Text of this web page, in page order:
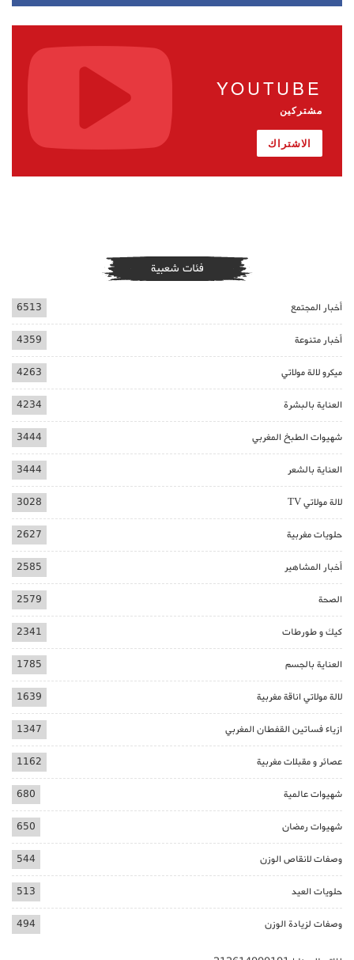
YOUTUBE
مشتركين
الاشتراك
فئات شعبية
أخبار المجتمع 6513
أخبار متنوعة 4359
ميكرو لالة مولاتي 4263
العناية بالبشرة 4234
شهيوات الطبخ المغربي 3444
العناية بالشعر 3444
لالة مولاتي TV 3028
حلويات مغربية 2627
أخبار المشاهير 2585
الصحة 2579
كيك و طورطات 2341
العناية بالجسم 1785
لالة مولاتي اناقة مغربية 1639
ازياء فساتين القفطان المغربي 1347
عصائر و مقبلات مغربية 1162
شهيوات عالمية 680
شهيوات رمضان 650
وصفات لانقاص الوزن 544
حلويات العيد 513
وصفات لزيادة الوزن 494